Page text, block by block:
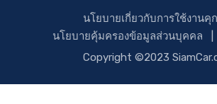
นโยบายเกี่ยวกับการใช้งานคุ
นโยบายคุ้มครองข้อมูลส่วนบุคคล
Copyright ©2023